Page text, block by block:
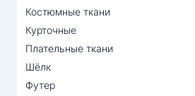
Костюмные ткани
Курточные
Плательные ткани
Шёлк
Футер